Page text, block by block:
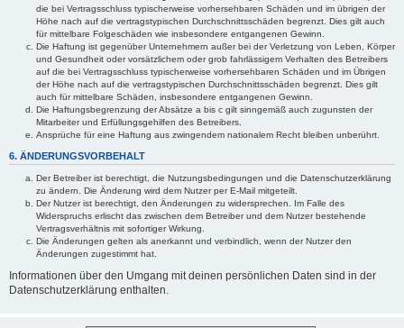
die bei Vertragsschluss typischerweise vorhersehbaren Schäden und im übrigen der
Höhe nach auf die vertragstypischen Durchschnittsschäden begrenzt. Dies gilt auch
für mittelbare Folgeschäden wie insbesondere entgangenen Gewinn.
Die Haftung ist gegenüber Unternehmern außer bei der Verletzung von Leben, Körper
und Gesundheit oder vorsätzlichem oder grob fahrlässigem Verhalten des Betreibers
auf die bei Vertragsschluss typischerweise vorhersehbaren Schäden und im Übrigen
der Höhe nach auf die vertragstypischen Durchschnittsschäden begrenzt. Dies gilt
auch für mittelbare Schäden, insbesondere entgangenen Gewinn.
Die Haftungsbegrenzung der Absätze a bis c gilt sinngemäß auch zugunsten der
Mitarbeiter und Erfüllungsgehilfen des Betreibers.
Ansprüche für eine Haftung aus zwingendem nationalem Recht bleiben unberührt.
6. ÄNDERUNGSVORBEHALT
Der Betreiber ist berechtigt, die Nutzungsbedingungen und die Datenschutzerklärung
zu ändern. Die Änderung wird dem Nutzer per E-Mail mitgeteilt.
Der Nutzer ist berechtigt, den Änderungen zu widersprechen. Im Falle des
Widerspruchs erlischt das zwischen dem Betreiber und dem Nutzer bestehende
Vertragsverhältnis mit sofortiger Wirkung.
Die Änderungen gelten als anerkannt und verbindlich, wenn der Nutzer den
Änderungen zugestimmt hat.
Informationen über den Umgang mit deinen persönlichen Daten sind in der
Datenschutzerklärung enthalten.